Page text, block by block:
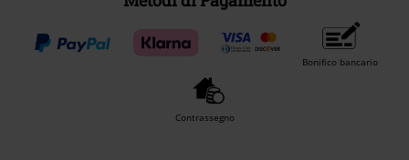
Bonifico bancario
Contrassegno